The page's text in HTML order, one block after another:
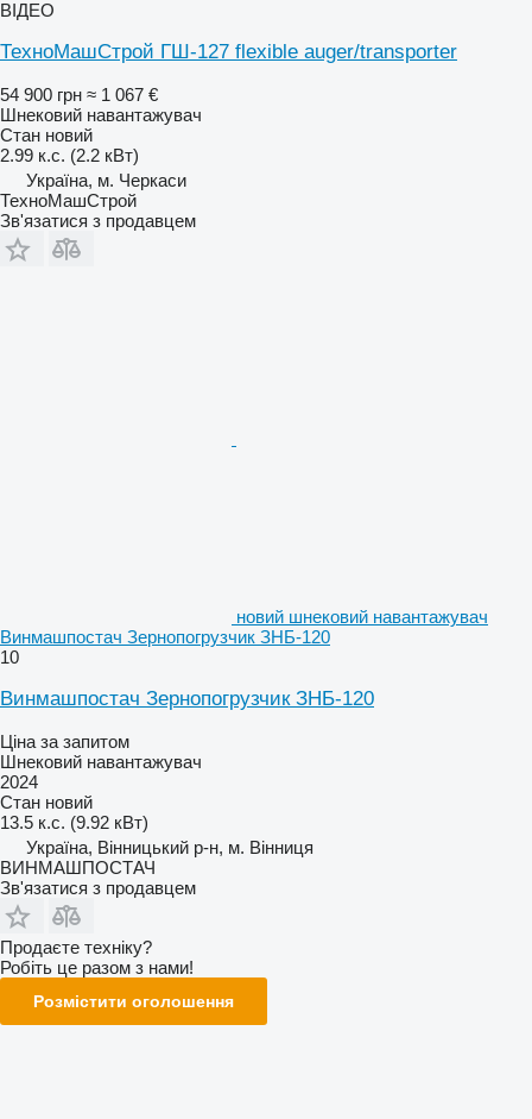
ВІДЕО
ТехноМашСтрой ГШ-127 flexible auger/transporter
54 900 грн ≈ 1 067 €
Шнековий навантажувач
Стан новий
2.99 к.с. (2.2 кВт)
Україна, м. Черкаси
ТехноМашСтрой
Зв'язатися з продавцем
новий шнековий навантажувач
Винмашпостач Зернопогрузчик ЗНБ-120
10
Винмашпостач Зернопогрузчик ЗНБ-120
Ціна за запитом
Шнековий навантажувач
2024
Стан новий
13.5 к.с. (9.92 кВт)
Україна, Вінницький р-н, м. Вінниця
ВИНМАШПОСТАЧ
Зв'язатися з продавцем
Продаєте техніку?
Робіть це разом з нами!
Розмістити оголошення